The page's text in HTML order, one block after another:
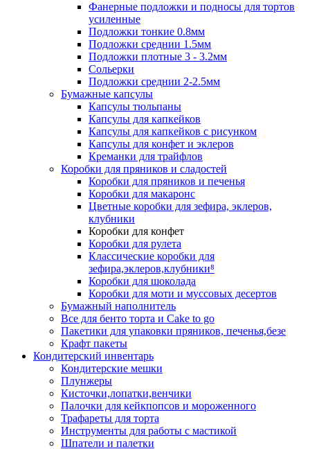
Фанерные подложки и подносы для тортов
усиленные
Подложки тонкие 0.8мм
Подложки среднии 1.5мм
Подложки плотные 3 - 3.2мм
Сольерки
Подложки среднии 2-2.5мм
Бумажные капсулы
Капсулы тюльпаны
Капсулы для капкейков
Капсулы для капкейков с рисунком
Капсулы для конфет и эклеров
Креманки для трайфлов
Коробки для пряников и сладостей
Коробки для пряников и печенья
Коробки для макаронс
Цветные коробки для зефира, эклеров,
клубники
Коробки для конфет
Коробки для рулета
Классические коробки для
зефира,эклеров,клубники⁸
Коробки для шоколада
Коробки для моти и муссовых десертов
Бумажный наполнитель
Все для бенто торта и Cake to go
Пакетики для упаковки пряников, печенья,безе
Крафт пакеты
Кондитерский инвентарь
Кондитерские мешки
Плунжеры
Кисточки,лопатки,венчики
Палочки для кейкпопсов и мороженного
Трафареты для торта
Инструменты для работы с мастикой
Шпатели и палетки